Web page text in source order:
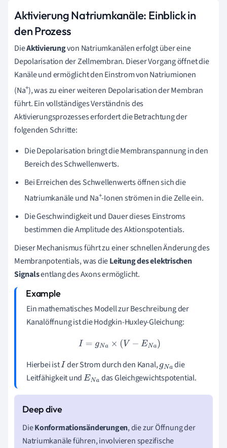
Aktivierung Natriumkanäle: Einblick in
den Prozess
DieAktivierungvon Natriumkanälen erfolgt über eine
Depolarisation der Zellmembran. Dieser Vorgang öffnet die
Kanäle und ermöglicht den Einstrom von Natriumionen
(Na+), was zu einer weiteren Depolarisation der Membran
führt. Ein vollständiges Verständnis des
Aktivierungsprozesses erfordert die Betrachtung der
folgenden Schritte:
Die Depolarisation bringt die Membranspannung in den
Bereich des Schwellenwerts.
Bei Erreichen des Schwellenwerts öffnen sich die
Natriumkanäle und Na+-Ionen strömen in die Zelle ein.
Die Geschwindigkeit und Dauer dieses Einstroms
bestimmen die Amplitude des Aktionspotentials.
Dieser Mechanismus führt zu einer schnellen Änderung des
Membranpotentials, was dieLeitung des elektrischen
Signalsentlang des Axons ermöglicht.
Ein mathematisches Modell zur Beschreibung der
Kanalöffnung ist die Hodgkin-Huxley-Gleichung:
I=gN a× V−E Na)
Hierbei istI der Strom durch den Kanal,gNa die
Leitfähigkeit undENa das Gleichgewichtspotential.
DieKonformationsänderungen, die zur Öffnung der
Natriumkanäle führen, involvieren spezifische